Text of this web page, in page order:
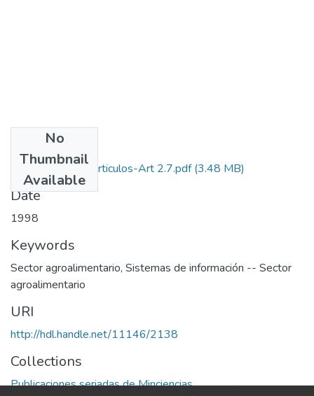
No
Thumbnail
Available
1998-V16-N2-Articulos-Art 2.7.pdf(3.48 MB)
Date
1998
Keywords
Sector agroalimentario, Sistemas de información -- Sector
agroalimentario
URI
http://hdl.handle.net/11146/2138
Collections
Publicaciones seriadas de Minciencias